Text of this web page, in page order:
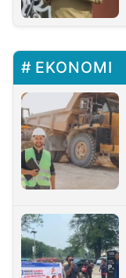
EKONOMI